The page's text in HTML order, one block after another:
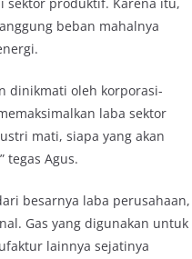
beban mahalnya
dinikmati oleh korporasi-
laba sektor
mati, siapa yang akan
tegas Agus.
besarnya laba perusahaan,
Gas yang digunakan untuk
lainnya sejatinya